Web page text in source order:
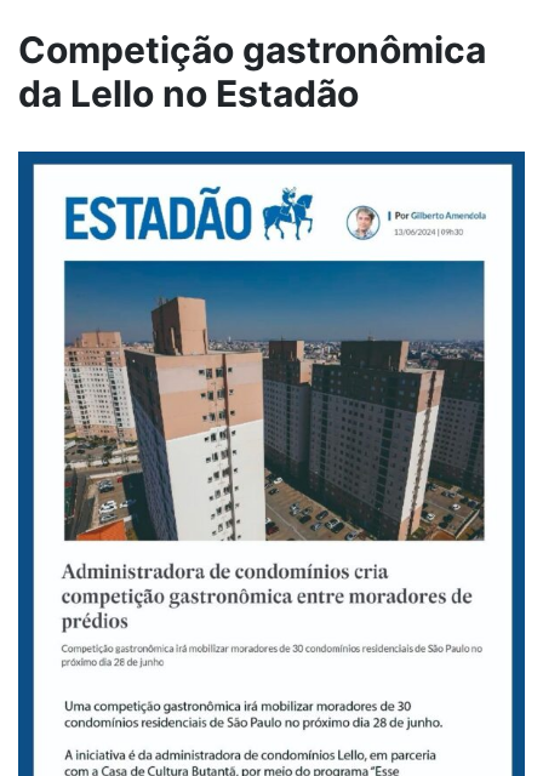
Competição gastronômica
da Lello no Estadão